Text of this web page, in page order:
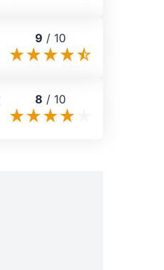
9 / 10
8 / 10